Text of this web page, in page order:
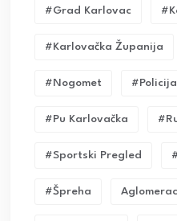
#grad Karlovac
#karlovačka Županija
#nogomet #policija
#pu Karlovačka
#sportski Pregled
#Špreha